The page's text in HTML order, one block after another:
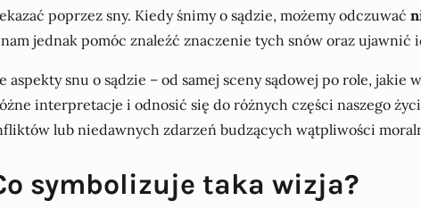
poprzez sny. Kiedy śnimy o sądzie, możemy odczuwać
jednak pomóc znaleźć znaczenie tych snów oraz ujawnić
snu o sądzie – od samej sceny sądowej po role, jakie
interpretacje i odnosić się do różnych części naszego
lub niedawnych zdarzeń budzących wątpliwości
symbolizuje taka wizja?